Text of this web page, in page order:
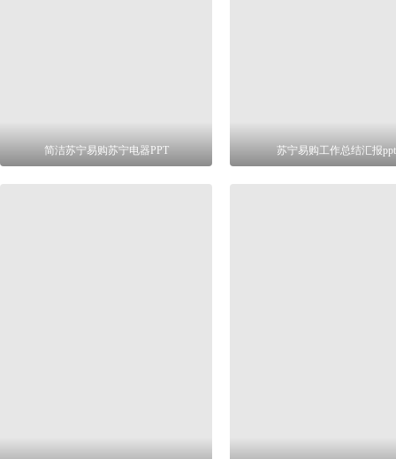
简洁苏宁易购苏宁电器PPT 苏宁易购工作总结汇报ppt